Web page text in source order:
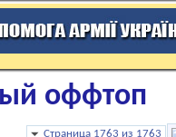
оффтоп
Страница 1763 из 1763